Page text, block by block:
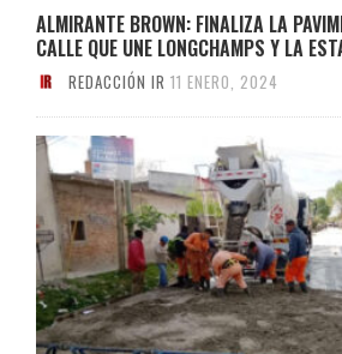
ALMIRANTE BROWN: FINALIZA LA
CALLE QUE UNE LONGCHAMPS Y LA
REDACCIÓN IR 11 ENERO, 2024